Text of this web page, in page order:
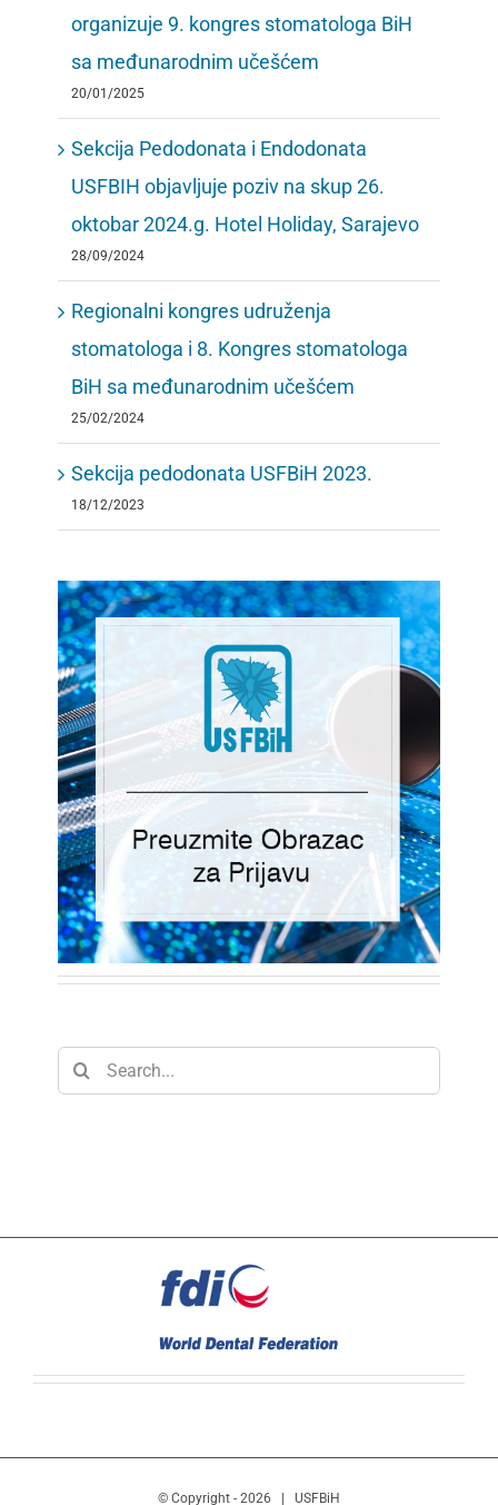
organizuje 9. kongres stomatologa BiH
sa međunarodnim učešćem
20/01/2025
Sekcija Pedodonata i Endodonata
USFBIH objavljuje poziv na skup 26.
oktobar 2024.g. Hotel Holiday, Sarajevo
28/09/2024
Regionalni kongres udruženja
stomatologa i 8. Kongres stomatologa
BiH sa međunarodnim učešćem
25/02/2024
Sekcija pedodonata USFBiH 2023.
18/12/2023
Search
for:
© Copyright - 2026 | USFBiH